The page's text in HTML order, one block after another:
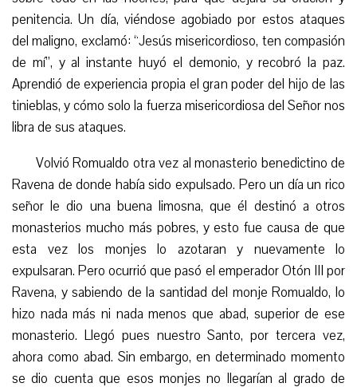
penitencia. Un día, viéndose agobiado por estos ataques
del maligno, exclamó: “Jesús misericordioso, ten compasión
de mí”, y al instante huyó el demonio, y recobró la paz.
Aprendió de experiencia propia el gran poder del hijo de las
tinieblas, y cómo solo la fuerza misericordiosa del Señor nos
libra de sus ataques.
Volvió Romualdo otra vez al monasterio benedictino de
Ravena de donde había sido expulsado. Pero un día un rico
señor le dio una buena limosna, que él destinó a otros
monasterios mucho más pobres, y esto fue causa de que
esta vez los monjes lo azotaran y nuevamente lo
expulsaran. Pero ocurrió que pasó el emperador Otón III por
Ravena, y sabiendo de la santidad del monje Romualdo, lo
hizo nada más ni nada menos que abad, superior de ese
monasterio. Llegó pues nuestro Santo, por tercera vez,
ahora como abad. Sin embargo, en determinado momento
se dio cuenta que esos monjes no llegarían al grado de